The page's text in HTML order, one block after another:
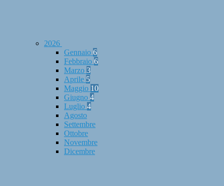
2026
Gennaio 6
Febbraio 6
Marzo 3
Aprile 5
Maggio 10
Giugno 4
Luglio 4
Agosto
Settembre
Ottobre
Novembre
Dicembre